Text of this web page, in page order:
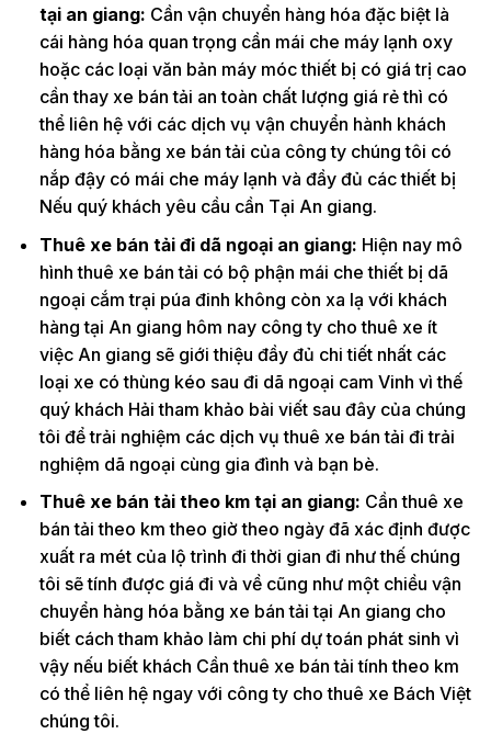
tại an giang: Cần vận chuyển hàng hóa đặc biệt là
cái hàng hóa quan trọng cần mái che máy lạnh oxy
hoặc các loại văn bản máy móc thiết bị có giá trị cao
cần thay xe bán tải an toàn chất lượng giá rẻ thì có
thể liên hệ với các dịch vụ vận chuyển hành khách
hàng hóa bằng xe bán tải của công ty chúng tôi có
nắp đậy có mái che máy lạnh và đầy đủ các thiết bị
Nếu quý khách yêu cầu cần Tại An giang.
Thuê xe bán tải đi dã ngoại an giang: Hiện nay mô
hình thuê xe bán tải có bộ phận mái che thiết bị dã
ngoại cắm trại púa đinh không còn xa lạ với khách
hàng tại An giang hôm nay công ty cho thuê xe ít
việc An giang sẽ giới thiệu đầy đủ chi tiết nhất các
loại xe có thùng kéo sau đi dã ngoại cam Vinh vì thế
quý khách Hải tham khảo bài viết sau đây của chúng
tôi để trải nghiệm các dịch vụ thuê xe bán tải đi trải
nghiệm dã ngoại cùng gia đình và bạn bè.
Thuê xe bán tải theo km tại an giang: Cần thuê xe
bán tải theo km theo giờ theo ngày đã xác định được
xuất ra mét của lộ trình đi thời gian đi như thế chúng
tôi sẽ tính được giá đi và về cũng như một chiều vận
chuyển hàng hóa bằng xe bán tải tại An giang cho
biết cách tham khảo làm chi phí dự toán phát sinh vì
vậy nếu biết khách Cần thuê xe bán tải tính theo km
có thể liên hệ ngay với công ty cho thuê xe Bách Việt
chúng tôi.